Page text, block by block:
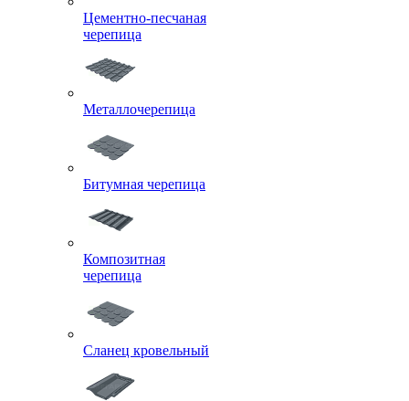
Цементно-песчаная
черепица
Металлочерепица
Битумная черепица
Композитная
черепица
Сланец кровельный